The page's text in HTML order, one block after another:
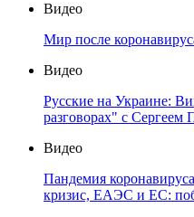
Видео
Мир после
Видео
Русские на Украине:
разговорах" с Сергеем
Видео
Пандемия
кризис, ЕАЭС и ЕС: